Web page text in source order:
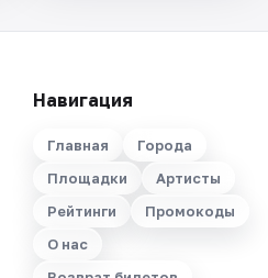
Навигация
Главная
Города
Площадки
Артисты
Рейтинги
Промокоды
О нас